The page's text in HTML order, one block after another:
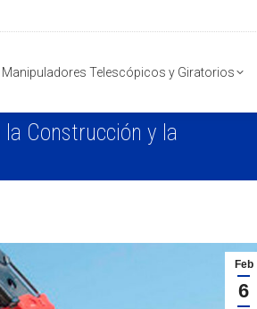
Manipuladores Telescópicos y Giratorios
la Construcción y la
Feb
6